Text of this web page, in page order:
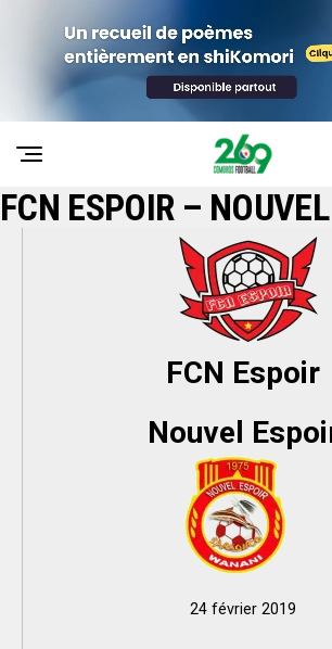
FCN ESPOIR –
FCN Espoir
Nouvel
24 février 2019